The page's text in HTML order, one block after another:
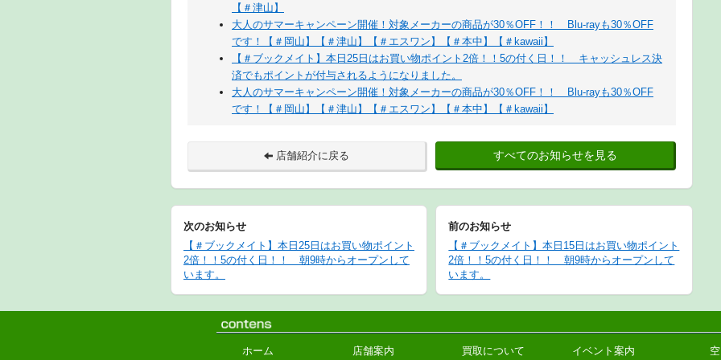
【＃津山】
大人のサマーキャンペーン開催！対象メーカーの商品が30％OFF！！ Blu-rayも30％OFF
です！【＃岡山】【＃津山】【＃エスワン】【＃本中】【＃kawaii】
【＃ブックメイト】本日25日はお買い物ポイント2倍！！5の付く日！！ キャッシュレス決
済でもポイントが付与されるようになりました。
大人のサマーキャンペーン開催！対象メーカーの商品が30％OFF！！ Blu-rayも30％OFF
です！【＃岡山】【＃津山】【＃エスワン】【＃本中】【＃kawaii】
店舗紹介に戻る すべてのお知らせを見る
次のお知らせ
【＃ブックメイト】本日25日はお買い物ポイント
2倍！！5の付く日！！ 朝9時からオープンして
います。
前のお知らせ
【＃ブックメイト】本日15日はお買い物ポイント
2倍！！5の付く日！！ 朝9時からオープンして
います。
ホーム 店舗案内 買取について イベント案内